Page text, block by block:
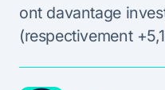
ont davantage
(respectivement